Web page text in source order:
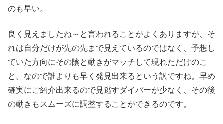
のも早い。
良く見えましたね～と言われることがよくありますが、そ
れは自分だけが先の先まで見えているのではなく、予想し
ていた方向にその陰と動きがマッチして現れただけのこ
と。なので誰よりも早く発見出来るという訳ですね。早め
確実にご紹介出来るので見逃すダイバーが少なく、その後
の動きもスムーズに調整することができるのです。